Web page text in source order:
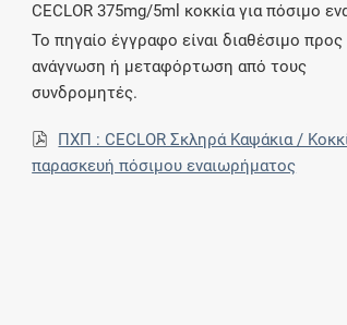
CECLOR 375mg/5ml κοκκία για πόσιμο
Το πηγαίο έγγραφο είναι διαθέσιμο προς
ανάγνωση ή μεταφόρτωση από τους
συνδρομητές.
ΠΧΠ : CECLOR Σκληρά Καψάκια /
παρασκευή πόσιμου εναιωρήματος